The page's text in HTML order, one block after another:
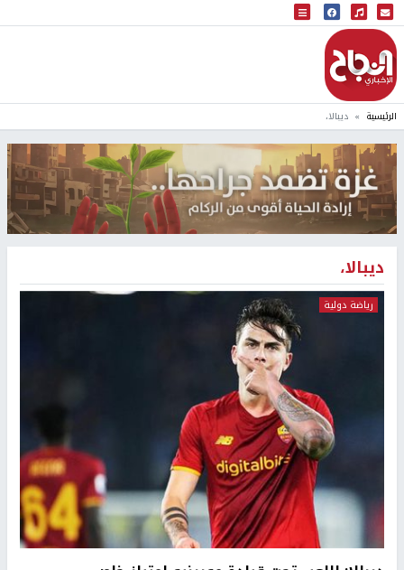
البث المباشر
إذاعة النجاح
الرئيسية ديبالا،
ديبالا،
رياضة دولية